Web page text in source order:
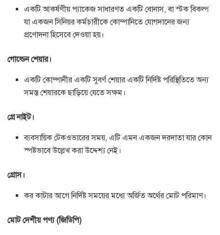
একটি আকর্ষণীয় প্যাকেজ সাধারণত একটি বোনাস, বা স্টক বিকল্প
যা একজন সিনিয়র কর্মচারীকে কোম্পানিতে যোগদানের জন্য
প্রণোদনা হিসেবে দেওয়া হয়।
গোল্ডেন শেয়ার।
একটি কোম্পানীর একটি সুবর্ণ শেয়ার একটি নির্দিষ্ট পরিস্থিতিতে অন্য
সমস্ত শেয়ারকে ছাড়িয়ে যেতে সক্ষম।
গ্রে নাইট।
ব্যবসায়িক টেকওভারের সময়, এটি এমন একজন দরদাতা যার কোন
স্পষ্টভাবে উল্লেখ করা উদ্দেশ্য নেই।
গ্রোস।
কর কাটার আগে নির্দিষ্ট সময়ের মধ্যে অর্জিত অর্থের মোট পরিমাণ।
মোট দেশীয় পণ্য (জিডিপি)